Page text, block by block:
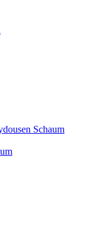
Schaum